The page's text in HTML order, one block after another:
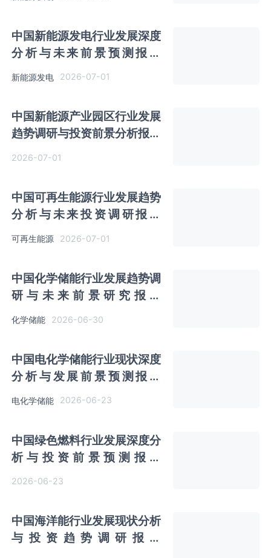
中国新能源发电行业发展深度
分析与未来前景预测报告
新能源发电 2026-07-01
中国新能源产业园区行业发展
趋势调研与投资前景分析报告
2026-07-01
中国可再生能源行业发展趋势
分析与未来投资调研报告
（2026-2033年）
可再生能源 2026-07-01
中国化学储能行业发展趋势调
研与未来前景研究报告
（2026-2033年）
化学储能 2026-06-30
中国电化学储能‌‌‌行业现状深度
分析与发展前景预测报告
（2026-2033年）
电化学储能 2026-06-23
中国绿色燃料‌‌‌行业发展深度分
析与投资前景预测报告
2026-06-23
中国海洋能行业发展现状分析
与投资趋势调研报告